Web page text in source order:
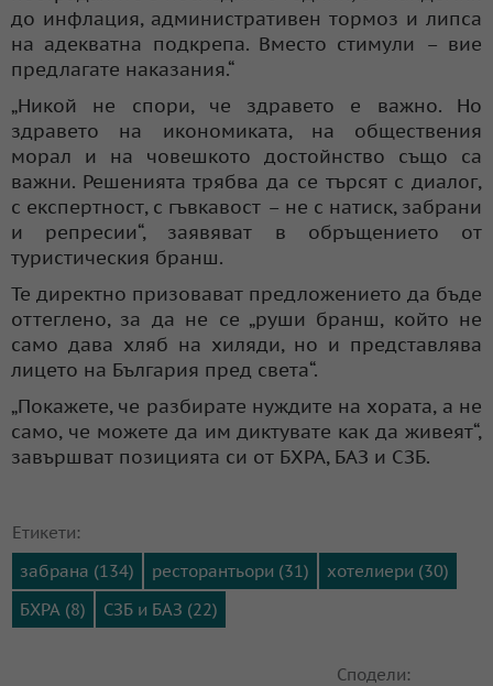
до инфлация, административен тормоз и липса
на адекватна подкрепа. Вместо стимули – вие
предлагате наказания.“
„Никой не спори, че здравето е важно. Но
здравето на икономиката, на обществения
морал и на човешкото достойнство също са
важни. Решенията трябва да се търсят с диалог,
с експертност, с гъвкавост – не с натиск, забрани
и репресии“, заявяват в обръщението от
туристическия бранш.
Те директно призовават предложението да бъде
оттеглено, за да не се „руши бранш, който не
само дава хляб на хиляди, но и представлява
лицето на България пред света“.
„Покажете, че разбирате нуждите на хората, а не
само, че можете да им диктувате как да живеят“,
завършват позицията си от БХРА, БАЗ и СЗБ.
Етикети:
забрана (134)
ресторантьори (31)
хотелиери (30)
БХРА (8)
СЗБ и БАЗ (22)
Сподели: